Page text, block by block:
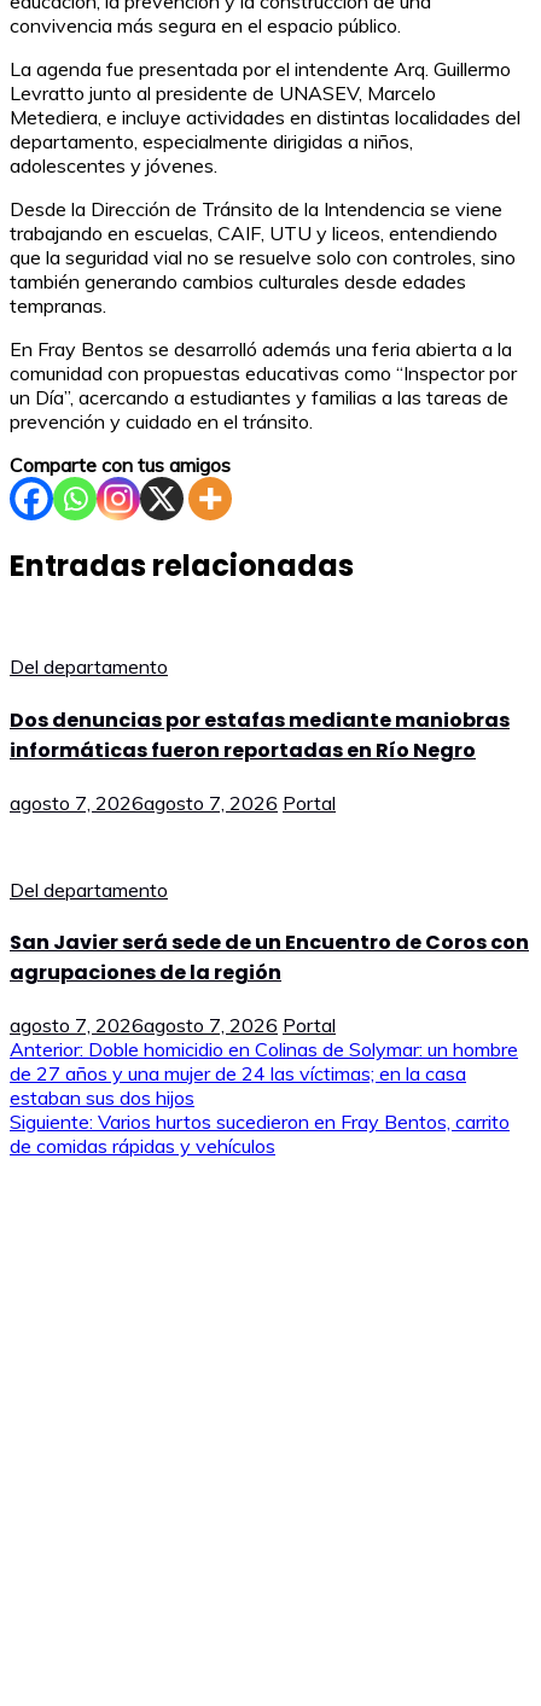
convivencia más segura en el espacio público.
La agenda fue presentada por el intendente Arq. Guillermo
Levratto junto al presidente de UNASEV, Marcelo
Metediera, e incluye actividades en distintas localidades del
departamento, especialmente dirigidas a niños,
adolescentes y jóvenes.
Desde la Dirección de Tránsito de la Intendencia se viene
trabajando en escuelas, CAIF, UTU y liceos, entendiendo
que la seguridad vial no se resuelve solo con controles, sino
también generando cambios culturales desde edades
tempranas.
En Fray Bentos se desarrolló además una feria abierta a la
comunidad con propuestas educativas como “Inspector por
un Día”, acercando a estudiantes y familias a las tareas de
prevención y cuidado en el tránsito.
Comparte con tus amigos
Entradas relacionadas
Del departamento
Dos denuncias por estafas mediante maniobras
informáticas fueron reportadas en Río Negro
agosto 7, 2026agosto 7, 2026 Portal
Del departamento
San Javier será sede de un Encuentro de Coros con
agrupaciones de la región
agosto 7, 2026agosto 7, 2026 Portal
Navegación
de
entradas
Anterior: Doble homicidio en Colinas de Solymar: un hombre
de 27 años y una mujer de 24 las víctimas; en la casa
estaban sus dos hijos
Siguiente: Varios hurtos sucedieron en Fray Bentos, carrito
de comidas rápidas y vehículos